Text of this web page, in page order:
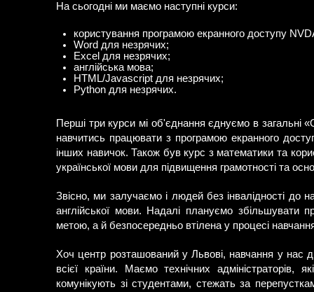
На сьогодні ми маємо наступні курси:
користування програмою екранного доступу
Word для незрячих;
Excel для незрячих;
англійська мова;
HTML/Javascript для незрячих;
Python для незрячих.
Перші три курси мі об'єднання єднуємо в
навчитись працювати з програмою екранного
інших навичок. Також був курс з математики та
української мови для підвищення грамотності та
Звісно, ми залучаємо і людей без інвалідності до
англійської мови. Надалі плануємо збільшувати
метою, а й безпосередньо втілена у процесі
Хоч центр розташований у Львові, навчання у нас
всієї країни. Маємо технічних адміністраторів,
комунікують зі студентами, стежать за